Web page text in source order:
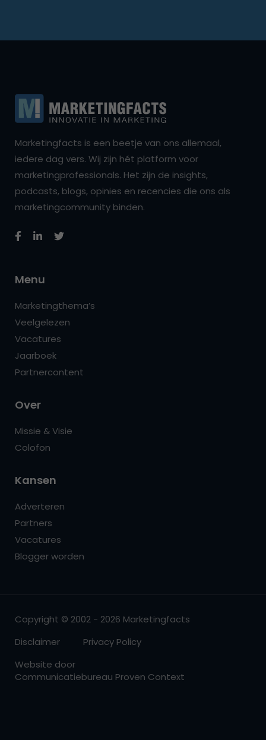
Marketingfacts is een beetje van ons allemaal,
iedere dag vers. Wij zijn hét platform voor
marketingprofessionals. Het zijn de insights,
podcasts, blogs, opinies en recencies die ons als
marketingcommunity binden.
Menu
Marketingthema’s
Veelgelezen
Vacatures
Jaarboek
Partnercontent
Over
Missie & Visie
Colofon
Kansen
Adverteren
Partners
Vacatures
Blogger worden
Copyright © 2002 - 2026 Marketingfacts
Disclaimer
Privacy Policy
Website door
Communicatiebureau Proven Context